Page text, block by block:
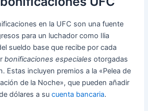
en la UFC son una fuente
para un luchador como Ilia
sueldo base que recibe por cada
bonificaciones especiales otorgadas
Estas incluyen premios a la «Pelea de
de la Noche», que pueden añadir
dólares a sucuenta bancaria.